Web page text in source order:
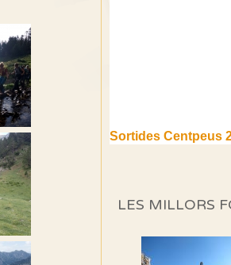
(1a part)
Si no podem caminar,
alguna cosa hem de
LES MILLORS